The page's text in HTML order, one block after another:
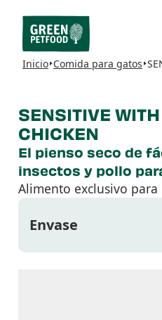
Inicio Comida para gatos
SENSITIVE
CHICKEN
El pienso seco de
insectos y pollo
Alimento exclusivo
Envase